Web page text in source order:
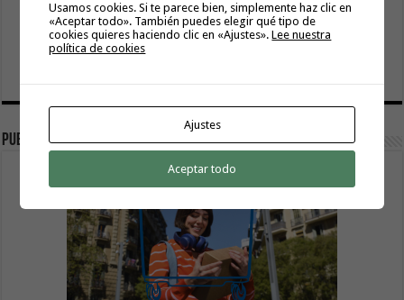
publicidad
Usamos cookies. Si te parece bien, simplemente haz clic en
«Aceptar todo». También puedes elegir qué tipo de
cookies quieres haciendo clic en «Ajustes».Lee nuestra
política de cookies
Ajustes
Aceptar todo